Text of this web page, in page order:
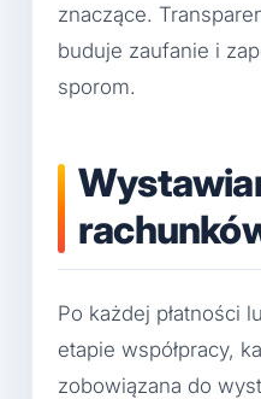
znaczące.
buduje zaufanie i
sporom.
Po każdej płatności
etapie współpracy,
zobowiązana do